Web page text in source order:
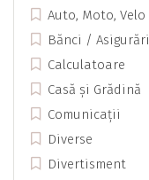
Auto, Moto, Velo
Bănci / Asigurări
Calculatoare
Casă și Grădină
Comunicații
Diverse
Divertisment